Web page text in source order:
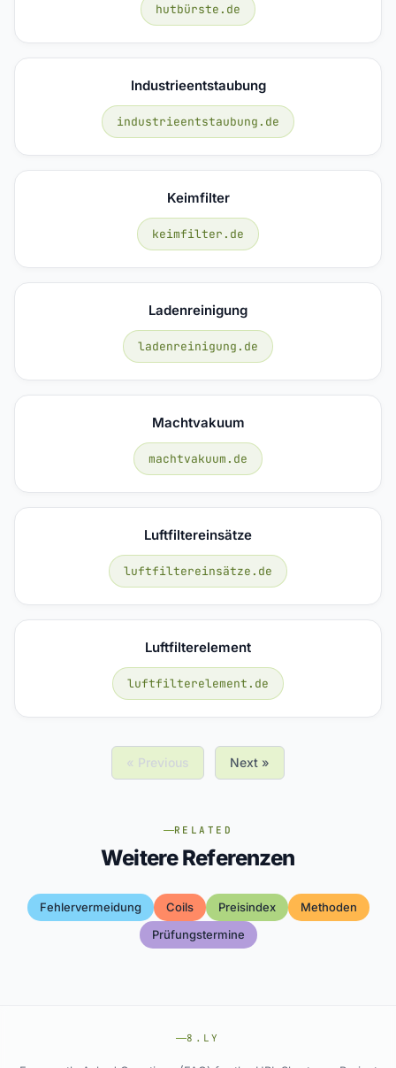
hutbürste.de
Industrieentstaubung
industrieentstaubung.de
Keimfilter
keimfilter.de
Ladenreinigung
ladenreinigung.de
Machtvakuum
machtvakuum.de
Luftfiltereinsätze
luftfiltereinsätze.de
Luftfilterelement
luftfilterelement.de
« Previous Next »
RELATED
Weitere Referenzen
Fehlervermeidung Coils Preisindex
Methoden
Prüfungstermine
8.LY